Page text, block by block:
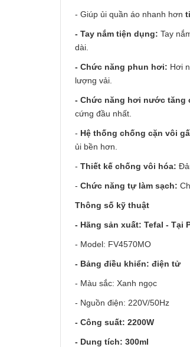
- Giúp ủi quần áo nhanh hơn
- Tay nắm tiện dụng: Tay
dài.
- Chức năng phun hơi: Hơi
lượng vải.
- Chức năng hơi nước tăng
cứng đầu nhất.
- Hệ thống chống cặn vôi
ủi bền hơn.
- Thiết kế chống vôi hóa:
- Chức năng tự làm sạch:
Thông số kỹ thuật
- Hãng sản xuất: Tefal - Tại
- Model: FV4570MO
- Bảng điều khiển: điện tử
- Màu sắc: Xanh ngọc
- Nguồn điện: 220V/50Hz
- Công suất: 2200W
- Dung tích: 300ml